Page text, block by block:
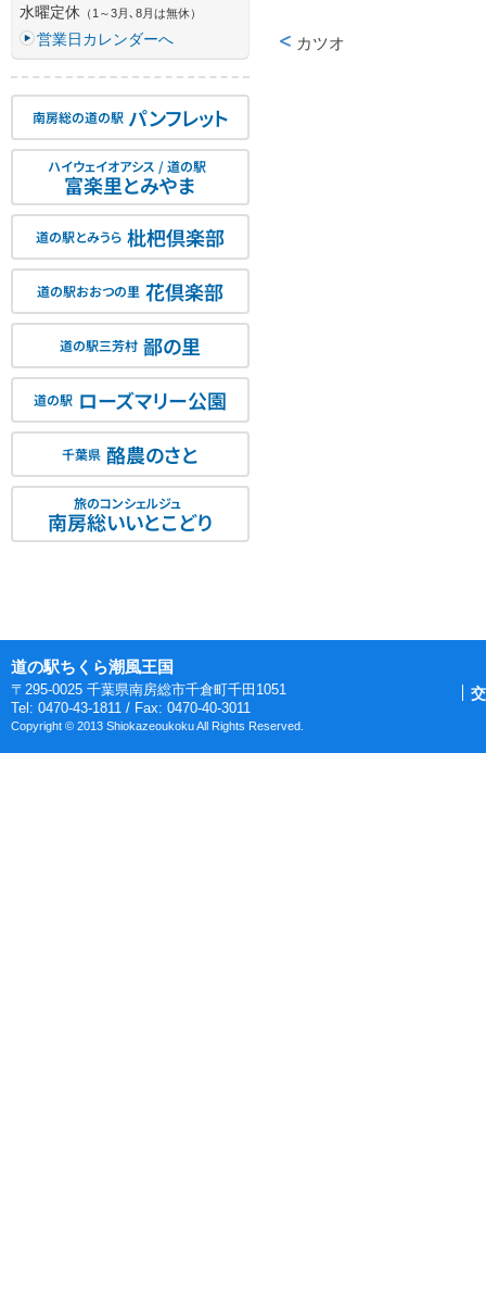
カツオ
水曜定休 （1～3月､8月は無休）
営業日カレンダーへ
南房総の道の駅 パンフレット
ハイウェイオアシス / 道の駅
富楽里とみやま
道の駅とみうら 枇杷倶楽部
道の駅おおつの里 花倶楽部
道の駅三芳村 鄙の里
道の駅 ローズマリー公園
千葉県 酪農のさと
旅のコンシェルジュ
南房総いいとこどり
道の駅ちくら潮風王国
〒295-0025 千葉県南房総市千倉町千田1051
Tel: 0470-43-1811 / Fax: 0470-40-3011
Copyright © 2013 Shiokazeoukoku All Rights Reserved.